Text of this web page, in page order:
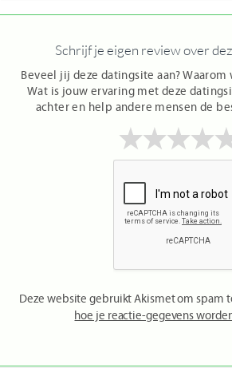
Schrijf je eigen review over
Beveel jij deze datingsite aan?
Wat is jouw ervaring met deze
achter en help andere mensen de
Deze website gebruikt Akismet om spam
hoe je reactie-gegevens